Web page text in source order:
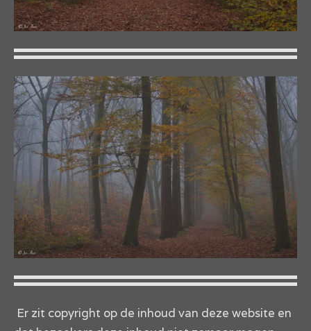
Er zit copyright op de inhoud van deze website en